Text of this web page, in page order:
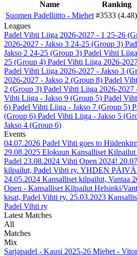
Name
Ranking
Suomen Padelliitto - Miehet #3533 (4.48)
Leagues
Padel Vihti Liiga 2026-2027 - 1 25-26
2026-2027 - Jakso 3 24-25 (Group 3)
Jakso 2 24-25 (Group 3) Padel Vihti
25 (Group 4) Padel Vihti Liiga 2026-
Padel Vihti Liiga 2026-2027 - Jakso 3
2026-2027 - Jakso 2 (Group 8) Padel
2 (Group 3) Padel Vihti Liiga 2026-2027
Vihti Liiga - Jakso 9 (Group 5) Padel
6) Padel Vihti Liiga - Jakso 7 (Group 5)
(Group 6) Padel Vihti Liiga - Jakso 5
Jakso 4 (Group 6)
Events
04.07.2026 Padel Vihti goes to
29.08.2025 Elokuun Kansalliset Kilpailut
Padel 23.08.2024 Vihti Open 2024!
kilpailut, Padel Vihti ry. YHDEN
24.05.2024 Kansalliset kilpailut, Vantaa
Open - Kansalliset Kilpailut Helsinki/
kisat, Padel Vihti ry. 25.03.2023
Padel Vihti ry
Latest Matches
All
Matches
Mix
Sarjapadel - Kausi 2025-26 Miehet -